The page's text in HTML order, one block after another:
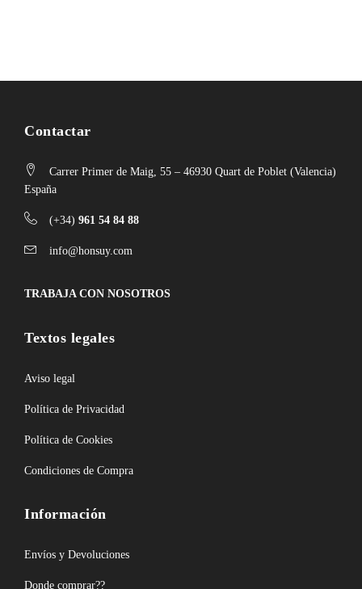
Contactar
Carrer Primer de Maig, 55 – 46930 Quart de Poblet (Valencia)
España
(+34) 961 54 84 88
info@honsuy.com
TRABAJA CON NOSOTROS
Textos legales
Aviso legal
Política de Privacidad
Política de Cookies
Condiciones de Compra
Información
Envíos y Devoluciones
Donde comprar??